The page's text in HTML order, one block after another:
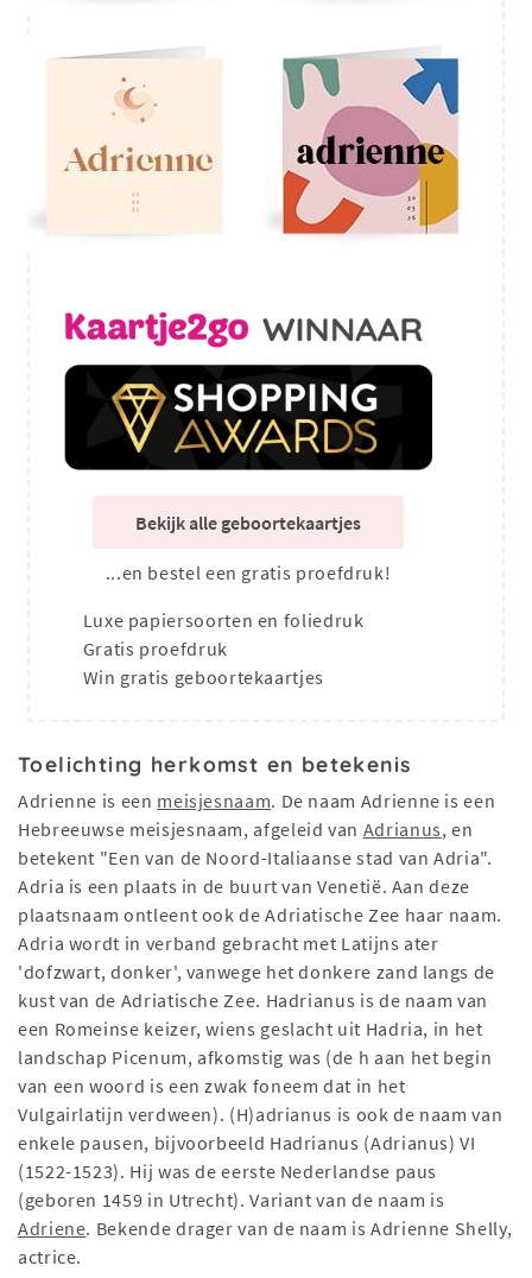
Bekijk alle geboortekaartjes
...en bestel een gratis proefdruk!
Luxe papiersoorten en foliedruk
Gratis proefdruk
Win gratis geboortekaartjes
Toelichting herkomst en betekenis
Adrienne is een meisjesnaam. De naam Adrienne is een
Hebreeuwse meisjesnaam, afgeleid van Adrianus, en
betekent "Een van de Noord-Italiaanse stad van Adria".
Adria is een plaats in de buurt van Venetië. Aan deze
plaatsnaam ontleent ook de Adriatische Zee haar naam.
Adria wordt in verband gebracht met Latijns ater
'dofzwart, donker', vanwege het donkere zand langs de
kust van de Adriatische Zee. Hadrianus is de naam van
een Romeinse keizer, wiens geslacht uit Hadria, in het
landschap Picenum, afkomstig was (de h aan het begin
van een woord is een zwak foneem dat in het
Vulgairlatijn verdween). (H)adrianus is ook de naam van
enkele pausen, bijvoorbeeld Hadrianus (Adrianus) VI
(1522-1523). Hij was de eerste Nederlandse paus
(geboren 1459 in Utrecht). Variant van de naam is
Adriene. Bekende drager van de naam is Adrienne Shelly,
actrice.